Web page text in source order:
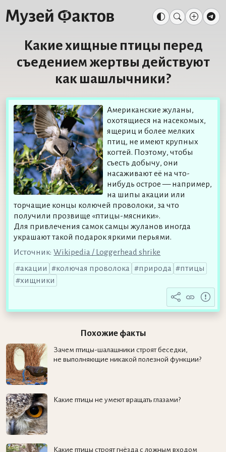
Какие хищные птицы перед
съедением жертвы действуют
как шашлычники?
Американские жуланы,
охотящиеся на насекомых,
ящериц и более мелких
птиц, не имеют крупных
когтей. Поэтому, чтобы
съесть добычу, они
насаживают её на что-
нибудь острое — например,
на шипы акации или
торчащие концы колючей проволоки, за что
получили прозвище «птицы-мясники».
Для привлечения самок самцы жуланов иногда
украшают такой подарок яркими перьями.
Источник: Wikipedia / Loggerhead shrike
акации
колючая проволока природа
птицы
хищники
Похожие факты
Зачем птицы-шалашники строят беседки,
не выполняющие никакой полезной функции?
Какие птицы не умеют вращать глазами?
Какие птицы строят гнёзда с ложным входом